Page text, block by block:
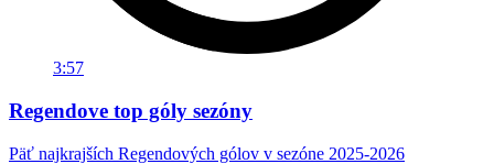
3:57
Regendove top góly sezóny
Päť najkrajších Regendových gólov v sezóne 2025-2026